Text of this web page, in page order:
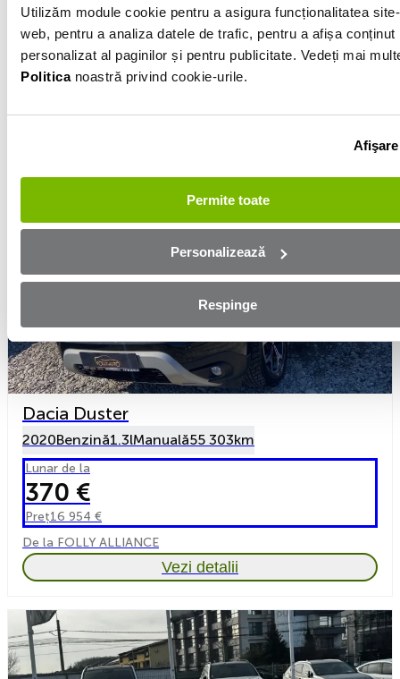
Utilizăm module cookie pentru a asigura funcționalitatea
web, pentru a analiza datele de trafic, pentru a afișa conținut
personalizat al paginilor și pentru publicitate. Vedeți mai
Politicanoastră privind cookie-urile.
Afişare
Permite toate
Personalizează
Respinge
2008Motorină Manuală 327 821km
Lunar de la
193 €
Preț3 988 €
Dacia Duster
2020Benzină1.3lManuală55 303km
Lunar de la
370 €
Preț16 954 €
De la FOLLY ALLIANCE
Vezi detalii